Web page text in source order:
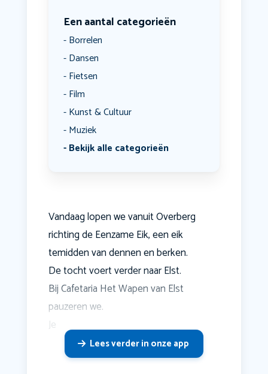
Een aantal categorieën
Borrelen
Dansen
Fietsen
Film
Kunst & Cultuur
Muziek
Bekijk alle categorieën
Vandaag lopen we vanuit Overberg
richting de Eenzame Eik, een eik
temidden van dennen en berken.
De tocht voert verder naar Elst.
Bij Cafetaria Het Wapen van Elst
pauzeren we.
Je
Lees verder in onze app